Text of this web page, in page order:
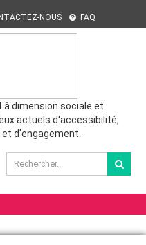
NOUS FAQ
à dimension sociale et
actuels d'accessibilité,
d'engagement.